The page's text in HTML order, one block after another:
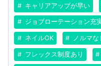
キャリアアップが早い
ジョブローテーション充
ネイルOK ノルマな
フレックス制度あり